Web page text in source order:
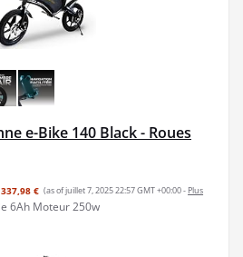
e-Bike 140 Black - Roues
337,98 € (as of juillet 7, 2025 22:57 GMT +00:00 - Plus
6Ah Moteur 250w